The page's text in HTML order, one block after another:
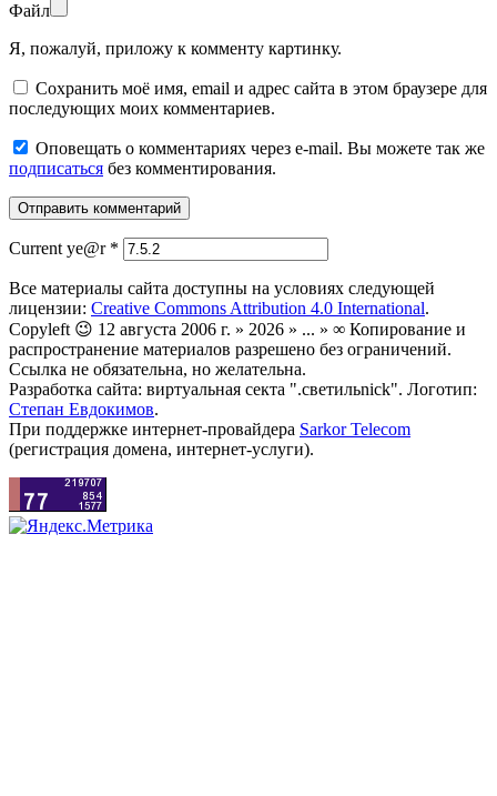
Файл
Я, пожалуй, приложу к комменту картинку.
Сохранить моё имя, email и адрес сайта в этом браузере для
последующих моих комментариев.
Оповещать о комментариях через e-mail. Вы можете так же
подписаться без комментирования.
Current ye@r *
Все материалы сайта доступны на условиях следующей
лицензии: Creative Commons Attribution 4.0 International.
Copyleft 😉 12 августа 2006 г. » 2026 » ... » ∞ Копирование и
распространение материалов разрешено без ограничений.
Ссылка не обязательна, но желательна.
Разработка сайта: виртуальная секта ".светильnick". Логотип:
Степан Евдокимов.
При поддержке интернет-провайдера Sarkor Telecom
(регистрация домена, интернет-услуги).